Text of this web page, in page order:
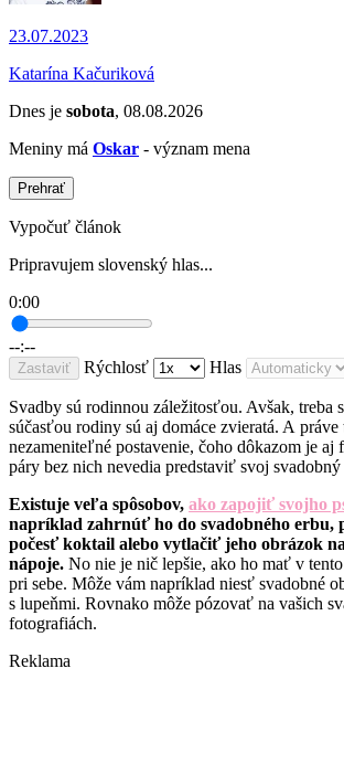
23.07.2023
Katarína Kačuriková
Dnes je sobota, 08.08.2026
Meniny má Oskar - význam mena
Prehrať
Vypočuť článok
Pripravujem slovenský hlas...
0:00
--:--
Zastaviť Rýchlosť Hlas
Svadby sú rodinnou záležitosťou. Avšak, treba
súčasťou rodiny sú aj domáce zvieratá. A práve
nezameniteľné postavenie, čoho dôkazom je aj
páry bez nich nevedia predstaviť svoj svadobný
Existuje veľa spôsobov, ako zapojiť svojho
napríklad zahrnúť ho do svadobného erbu,
počesť koktail alebo vytlačiť jeho obrázok
nápoje. No nie je nič lepšie, ako ho mať v
pri sebe. Môže vám napríklad niesť svadobné
s lupeňmi. Rovnako môže pózovať na vašich
fotografiách.
Reklama